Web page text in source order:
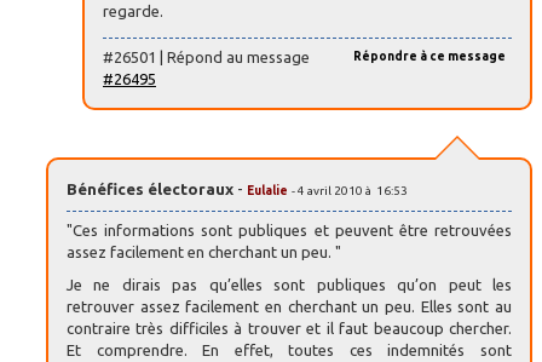
regarde.
Répondre à ce message
#26501 | Répond au message
#26495
Bénéfices électoraux - Eulalie - 4 avril 2010 à 16:53
"Ces informations sont publiques et peuvent être retrouvées
assez facilement en cherchant un peu. "
Je ne dirais pas qu’elles sont publiques qu’on peut les
retrouver assez facilement en cherchant un peu. Elles sont au
contraire très difficiles à trouver et il faut beaucoup chercher.
Et comprendre. En effet, toutes ces indemnités sont